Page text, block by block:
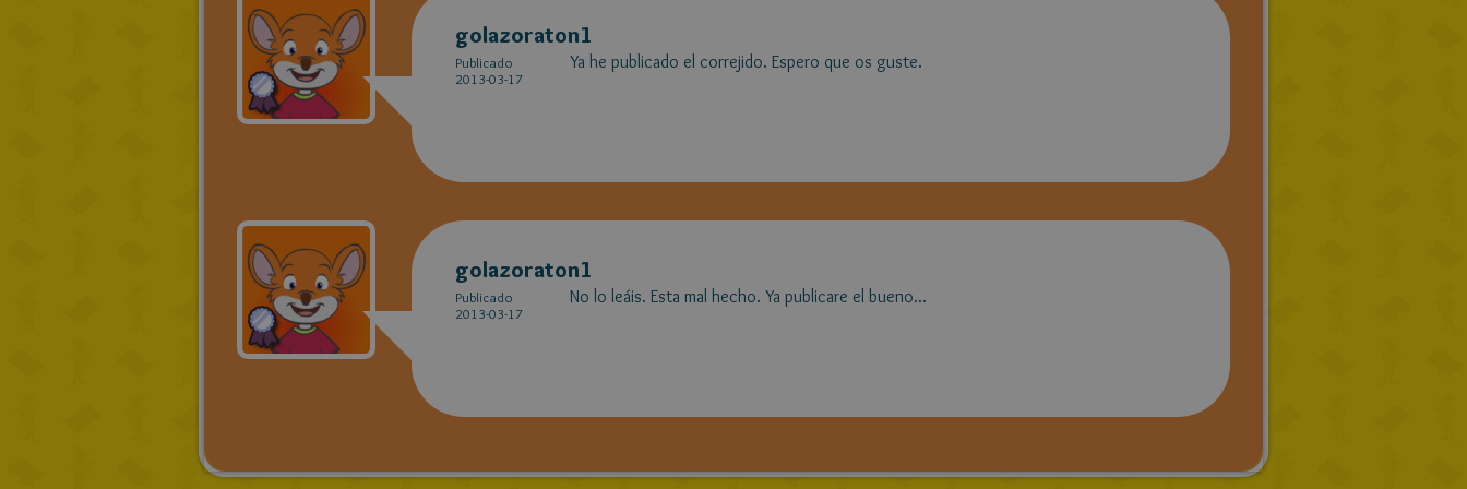
golazoraton1
Publicado
2013-03-17
Ya he publicado el correjido. Espero que os guste.
golazoraton1
Publicado
2013-03-17
No lo leáis. Esta mal hecho. Ya publicare el bueno...